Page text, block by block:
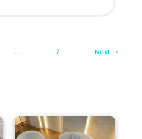
… 7 Next